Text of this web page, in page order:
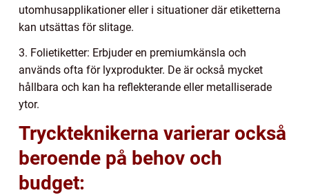
utomhusapplikationer eller i situationer där etiketterna
kan utsättas för slitage.
3. Folietiketter: Erbjuder en premiumkänsla och
används ofta för lyxprodukter. De är också mycket
hållbara och kan ha reflekterande eller metalliserade
ytor.
Tryckteknikerna varierar också
beroende på behov och
budget: